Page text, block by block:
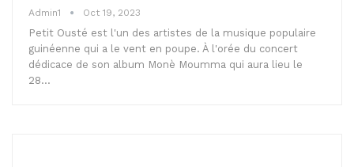
Admin1 Oct 19, 2023
Petit Ousté est l'un des artistes de la musique populaire
guinéenne qui a le vent en poupe. À l'orée du concert
dédicace de son album Monè Moumma qui aura lieu le
28…